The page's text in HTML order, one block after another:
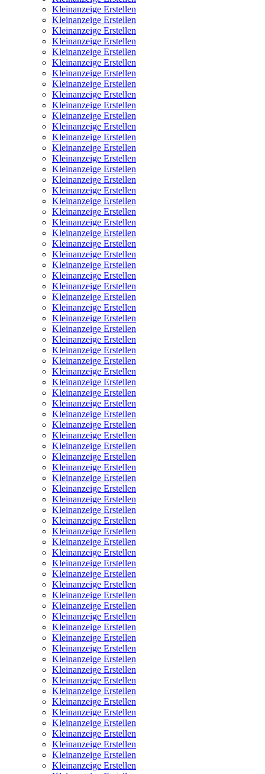
Kleinanzeige Erstellen
Kleinanzeige Erstellen
Kleinanzeige Erstellen
Kleinanzeige Erstellen
Kleinanzeige Erstellen
Kleinanzeige Erstellen
Kleinanzeige Erstellen
Kleinanzeige Erstellen
Kleinanzeige Erstellen
Kleinanzeige Erstellen
Kleinanzeige Erstellen
Kleinanzeige Erstellen
Kleinanzeige Erstellen
Kleinanzeige Erstellen
Kleinanzeige Erstellen
Kleinanzeige Erstellen
Kleinanzeige Erstellen
Kleinanzeige Erstellen
Kleinanzeige Erstellen
Kleinanzeige Erstellen
Kleinanzeige Erstellen
Kleinanzeige Erstellen
Kleinanzeige Erstellen
Kleinanzeige Erstellen
Kleinanzeige Erstellen
Kleinanzeige Erstellen
Kleinanzeige Erstellen
Kleinanzeige Erstellen
Kleinanzeige Erstellen
Kleinanzeige Erstellen
Kleinanzeige Erstellen
Kleinanzeige Erstellen
Kleinanzeige Erstellen
Kleinanzeige Erstellen
Kleinanzeige Erstellen
Kleinanzeige Erstellen
Kleinanzeige Erstellen
Kleinanzeige Erstellen
Kleinanzeige Erstellen
Kleinanzeige Erstellen
Kleinanzeige Erstellen
Kleinanzeige Erstellen
Kleinanzeige Erstellen
Kleinanzeige Erstellen
Kleinanzeige Erstellen
Kleinanzeige Erstellen
Kleinanzeige Erstellen
Kleinanzeige Erstellen
Kleinanzeige Erstellen
Kleinanzeige Erstellen
Kleinanzeige Erstellen
Kleinanzeige Erstellen
Kleinanzeige Erstellen
Kleinanzeige Erstellen
Kleinanzeige Erstellen
Kleinanzeige Erstellen
Kleinanzeige Erstellen
Kleinanzeige Erstellen
Kleinanzeige Erstellen
Kleinanzeige Erstellen
Kleinanzeige Erstellen
Kleinanzeige Erstellen
Kleinanzeige Erstellen
Kleinanzeige Erstellen
Kleinanzeige Erstellen
Kleinanzeige Erstellen
Kleinanzeige Erstellen
Kleinanzeige Erstellen
Kleinanzeige Erstellen
Kleinanzeige Erstellen
Kleinanzeige Erstellen
Kleinanzeige Erstellen